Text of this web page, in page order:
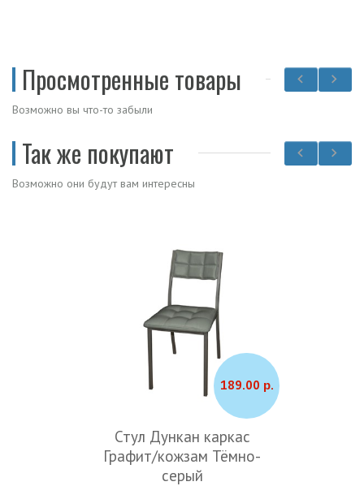
Просмотренные товары
Возможно вы что-то забыли
Так же покупают
Возможно они будут вам интересны
189.00 р.
Стул Дункан каркас
Графит/кожзам Тёмно-
серый